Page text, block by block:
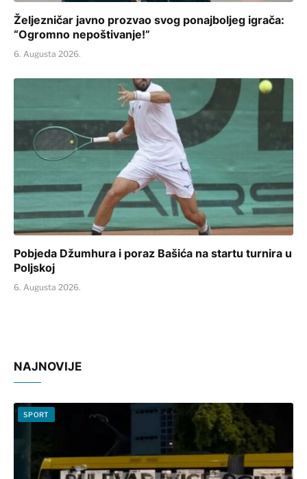
Željezničar javno prozvao svog ponajboljeg igrača:
“Ogromno nepoštivanje!”
6. Augusta 2026.
Pobjeda Džumhura i poraz Bašića na startu turnira u
Poljskoj
6. Augusta 2026.
NAJNOVIJE
SPORT